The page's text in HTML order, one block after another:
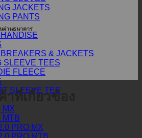
JACKETS
PANTS
& JACKETS
SLEEVE TEES
FLEECE
SLEEVE TEE
MX
MTB
PRO MX
PRO MTB
ผ่านธนาคาร
ที่เกี่ยวข้อง